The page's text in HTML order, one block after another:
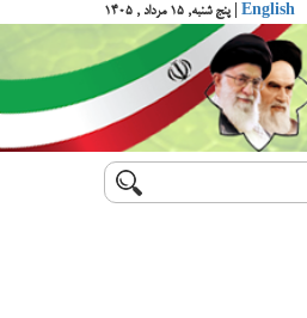
English | پنج شنبه, ۱۵ مرداد , ۱۴۰۵